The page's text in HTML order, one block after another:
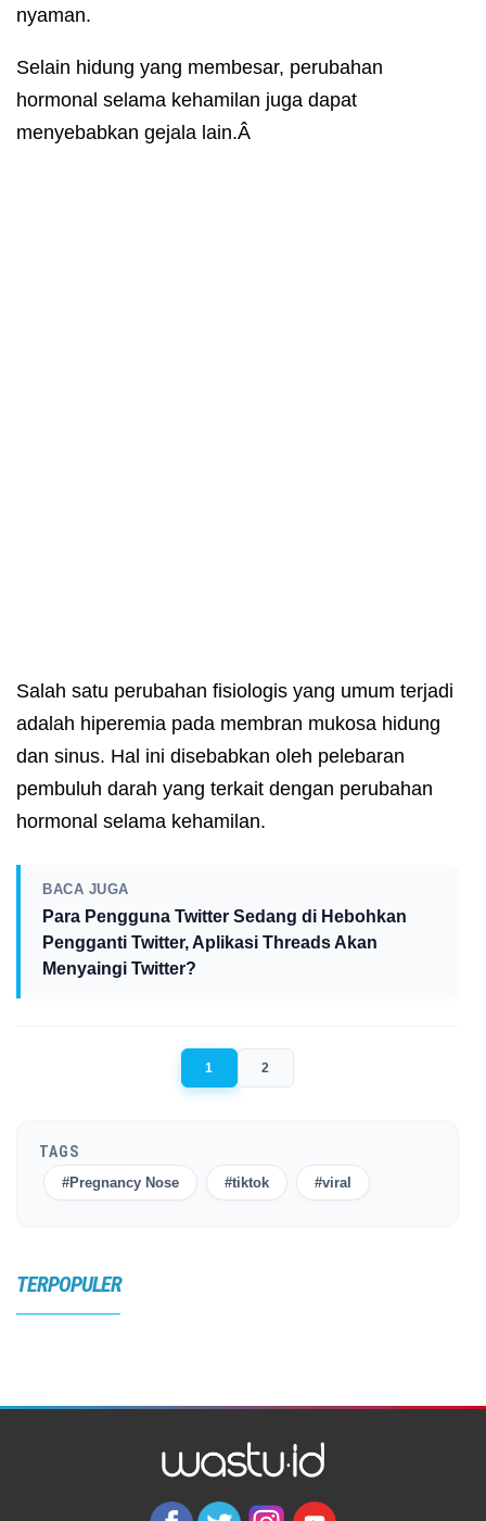
nyaman.
Selain hidung yang membesar, perubahan
hormonal selama kehamilan juga dapat
menyebabkan gejala lain.Â
Salah satu perubahan fisiologis yang umum terjadi
adalah hiperemia pada membran mukosa hidung
dan sinus. Hal ini disebabkan oleh pelebaran
pembuluh darah yang terkait dengan perubahan
hormonal selama kehamilan.
BACA JUGA
Para Pengguna Twitter Sedang di Hebohkan
Pengganti Twitter, Aplikasi Threads Akan
Menyaingi Twitter?
1 2
TAGS
#Pregnancy Nose #tiktok #viral
TERPOPULER